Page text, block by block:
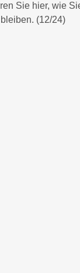
Sie hier, wie
(12/24)